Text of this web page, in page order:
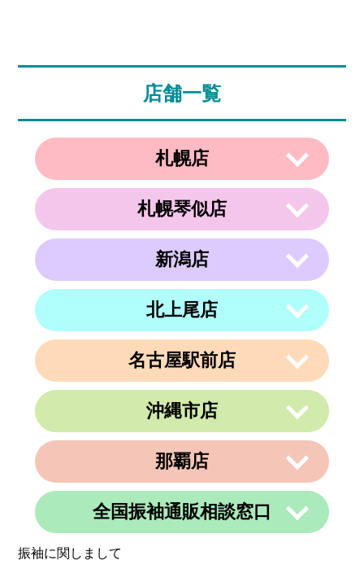
店舗一覧
札幌店
〒003-0002
北海道札幌市白石区東札幌２条２丁目４
午前10時～午後19時
なし
札幌琴似店
〒063-0811
北海道札幌市西区琴似１条５丁目４−１
午前10時～午後19時
なし
新潟店
〒950-0962
新潟県新潟市中央区出来島2-1-6
025-288-5593
営業時間 午前9時～午後6時
不定休
北上尾店
〒362-0015
埼玉県上尾市緑丘3-3-11-2 PAPA上尾シ
048-729-7688
午前10時～午後19時
火曜、金曜(祝日は営業)
名古屋駅前店
住所
〒450-0002
愛知県名古屋市中村区名駅3丁目9番14
名古屋東アーバンビル6F
電話番号 052-990-4694
不定休
沖縄市店
〒904-0034
沖縄県沖縄市山内２丁目８−１３ 1階
電話番号 080-8565-3818
定休日 不定休
那覇店
〒902-0069
沖縄県那覇市松島1-11-13C＆C 4F
電話番号 098-884-6600
全国振袖通販相談窓口
営業時間 24時間
振袖に関しまして